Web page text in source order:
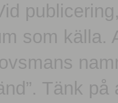
som källa.
Tänk